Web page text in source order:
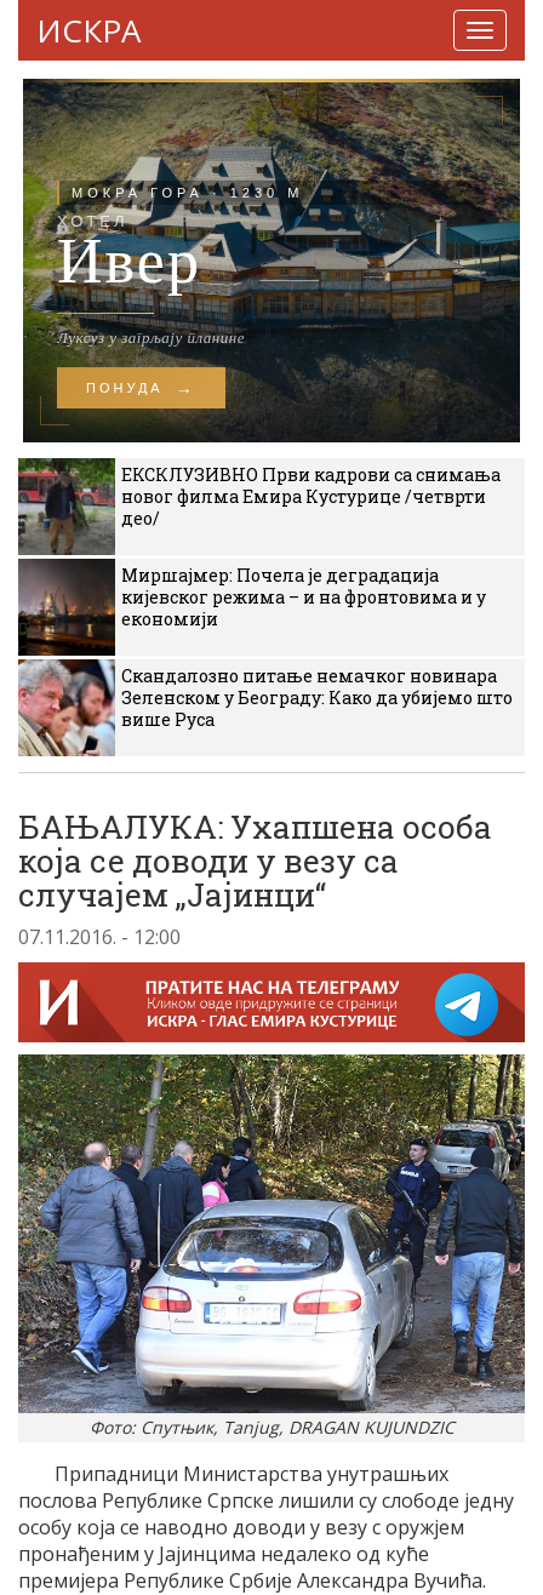
ИСКРА
ЕКСКЛУЗИВНО Први кадрови са снимања
новог филма Емира Кустурице /четврти
део/
Миршајмер: Почела је деградација
кијевског режима – и на фронтовима и у
економији
Скандалозно питање немачког новинара
Зеленском у Београду: Како да убијемо што
више Руса
БАЊАЛУКА: Ухапшена особа
која се доводи у везу са
случајем „Јајинци“
07.11.2016. - 12:00
Фото: Спутњик, Tanjug, DRAGAN KUJUNDZIC
Припадници Министарства унутрашњих
послова Републике Српске лишили су слободе једну
особу која се наводно доводи у везу с оружјем
пронађеним у Јајинцима недалеко од куће
премијера Републике Србије Александра Вучића.